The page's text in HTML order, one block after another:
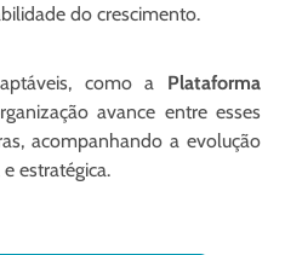
do crescimento.
como a Plataforma
avance entre esses
acompanhando a evolução
estratégica.